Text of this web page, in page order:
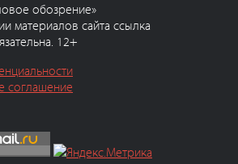
обозрение»
материалов сайта ссылка
12+
соглашение